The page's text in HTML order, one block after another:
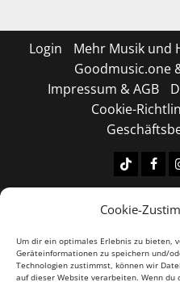
Cookie-
Um dir ein optimales Erlebnis zu bieten,
Geräteinformationen zu speichern und/
Technologien zustimmst, können wir
auf dieser Website verarbeiten. Wenn
Login
Mehr Musik und
Goodmusic.one
Impressum & AGB
Cookie-
Tiktok
Copyright © 2026 All